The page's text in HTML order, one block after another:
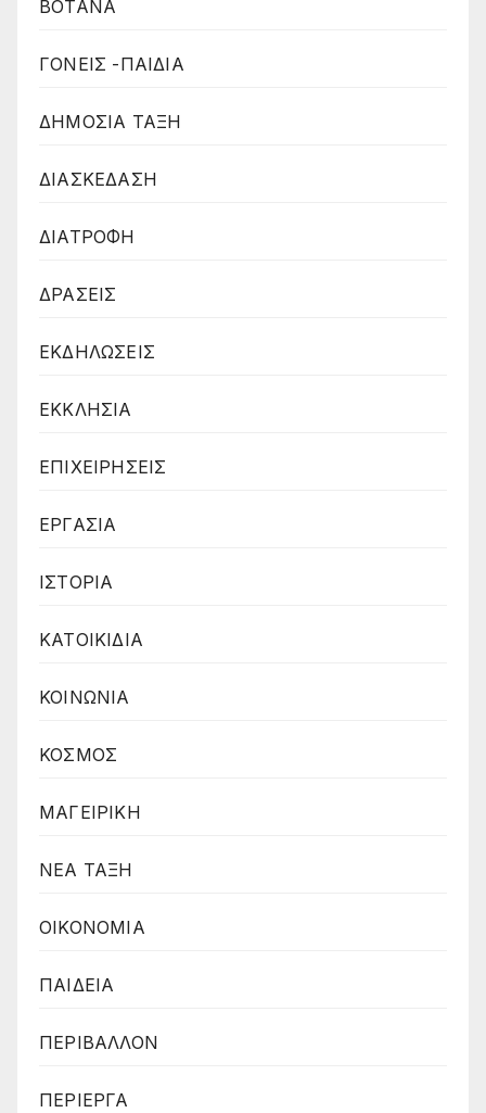
ΒΟΤΑΝΑ
ΓΟΝΕΙΣ -ΠΑΙΔΙΑ
ΔΗΜΟΣΙΑ ΤΑΞΗ
ΔΙΑΣΚΕΔΑΣΗ
ΔΙΑΤΡΟΦΗ
ΔΡΑΣΕΙΣ
ΕΚΔΗΛΩΣΕΙΣ
ΕΚΚΛΗΣΙΑ
ΕΠΙΧΕΙΡΗΣΕΙΣ
ΕΡΓΑΣΙΑ
ΙΣΤΟΡΙΑ
ΚΑΤΟΙΚΙΔΙΑ
ΚΟΙΝΩΝΙΑ
ΚΟΣΜΟΣ
ΜΑΓΕΙΡΙΚΗ
ΝΕΑ ΤΑΞΗ
ΟΙΚΟΝΟΜΙΑ
ΠΑΙΔΕΙΑ
ΠΕΡΙΒΑΛΛΟΝ
ΠΕΡΙΕΡΓΑ